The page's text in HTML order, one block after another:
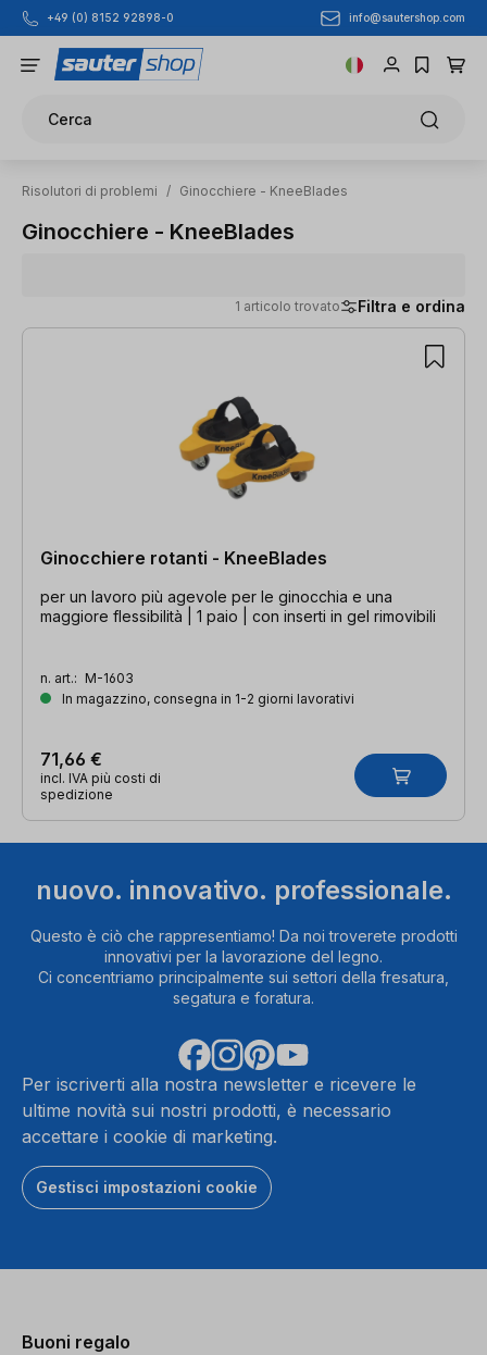
Passa al contenuto principale
+49 (0) 8152 92898-0 info@sautershop.com
Cerca
Risolutori di problemi / Ginocchiere - KneeBlades
Ginocchiere - KneeBlades
1 articolo trovato Filtra e ordina
1 articolo trovato
Ginocchiere rotanti - KneeBlades
per un lavoro più agevole per le ginocchia e una
maggiore flessibilità | 1 paio | con inserti in gel rimovibili
n. art.: M-1603
In magazzino, consegna in 1-2 giorni lavorativi
71,66 €
incl. IVA più costi di
spedizione
nuovo. innovativo. professionale.
Questo è ciò che rappresentiamo! Da noi troverete prodotti
innovativi per la lavorazione del legno.
Ci concentriamo principalmente sui settori della fresatura,
segatura e foratura.
Per iscriverti alla nostra newsletter e ricevere le
ultime novità sui nostri prodotti, è necessario
accettare i cookie di marketing.
Gestisci impostazioni cookie
Buoni regalo